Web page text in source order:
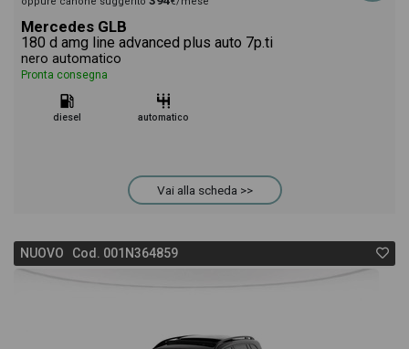
Mercedes GLB
180 d amg line advanced plus auto 7p.ti
nero automatico
Pronta consegna
diesel automatico
Vai alla scheda >>
NUOVO Cod. 001N364859